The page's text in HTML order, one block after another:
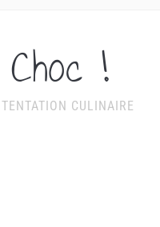
!
CULINAIRE